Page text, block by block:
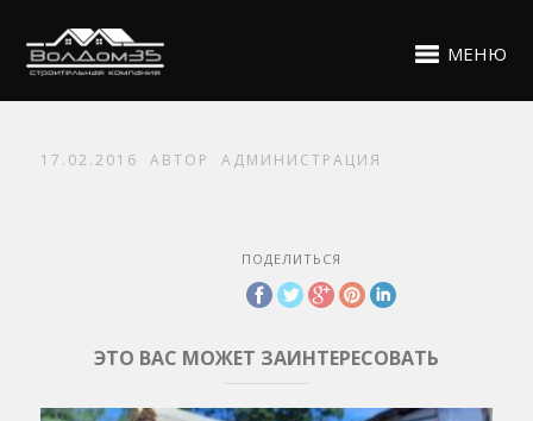
МЕНЮ
17.02.2016 АВТОР АДМИНИСТРАЦИЯ
ПОДЕЛИТЬСЯ
ЭТО ВАС МОЖЕТ ЗАИНТЕРЕСОВАТЬ